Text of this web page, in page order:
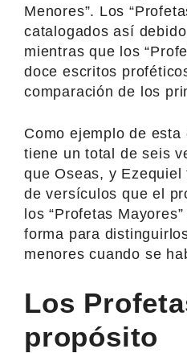
Menores”. Los
catalogados así
mientras que los
doce escritos
comparación de los
Como ejemplo de
tiene un total de seis
que Oseas, y
de versículos que el
los “Profetas
forma para
menores cuando se
Los
propósito